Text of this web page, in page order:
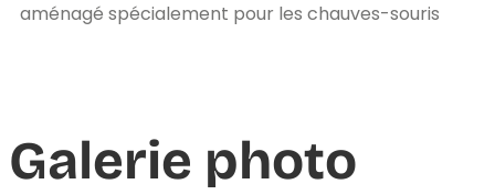
aménagé spécialement pour les chauves-souris
Galerie photo